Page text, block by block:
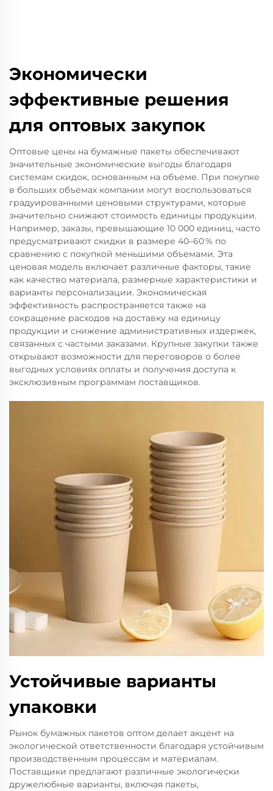
Экономически
эффективные решения
для оптовых закупок
Оптовые цены на бумажные пакеты обеспечивают
значительные экономические выгоды благодаря
системам скидок, основанным на объеме. При покупке
в больших объемах компании могут воспользоваться
градуированными ценовыми структурами, которые
значительно снижают стоимость единицы продукции.
Например, заказы, превышающие 10 000 единиц, часто
предусматривают скидки в размере 40–60 % по
сравнению с покупкой меньшими объемами. Эта
ценовая модель включает различные факторы, такие
как качество материала, размерные характеристики и
варианты персонализации. Экономическая
эффективность распространяется также на
сокращение расходов на доставку на единицу
продукции и снижение административных издержек,
связанных с частыми заказами. Крупные закупки также
открывают возможности для переговоров о более
выгодных условиях оплаты и получения доступа к
эксклюзивным программам поставщиков.
Устойчивые варианты
упаковки
Рынок бумажных пакетов оптом делает акцент на
экологической ответственности благодаря устойчивым
производственным процессам и материалам.
Поставщики предлагают различные экологически
дружелюбные варианты, включая пакеты,